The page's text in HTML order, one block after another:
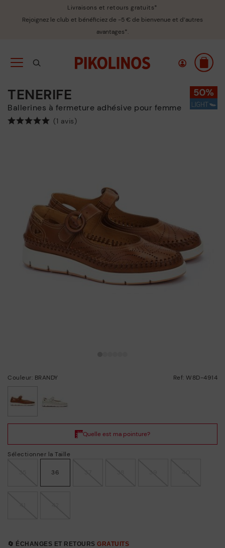
Livraisons et retours gratuits*
Rejoignez le club et bénéficiez de -5 € de bienvenue et d’autres
avantages*.
TENERIFE
Ballerines à fermeture adhésive pour femme
(1 avis)
Couleur: BRANDY Ref: W8D-4914
Sélectionner la Taille
36
🔄 ÉCHANGES ET RETOURS GRATUITS